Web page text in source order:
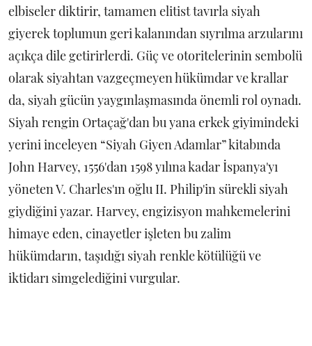
elbiseler diktirir, tamamen elitist tavırla siyah
giyerek toplumun geri kalanından sıyrılma arzularını
açıkça dile getirirlerdi. Güç ve otoritelerinin sembolü
olarak siyahtan vazgeçmeyen hükümdar ve krallar
da, siyah gücün yaygınlaşmasında önemli rol oynadı.
Siyah rengin Ortaçağ'dan bu yana erkek giyimindeki
yerini inceleyen “Siyah Giyen Adamlar” kitabında
John Harvey, 1556'dan 1598 yılına kadar İspanya'yı
yöneten V. Charles'ın oğlu II. Philip'in sürekli siyah
giydiğini yazar. Harvey, engizisyon mahkemelerini
himaye eden, cinayetler işleten bu zalim
hükümdarın, taşıdığı siyah renkle kötülüğü ve
iktidarı simgelediğini vurgular.